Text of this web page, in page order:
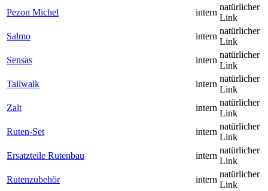
Pezon Michel
intern
natürlicher
Link
Salmo
intern
natürlicher
Link
Sensas
intern
natürlicher
Link
Tailwalk
intern
natürlicher
Link
Zalt
intern
natürlicher
Link
Ruten-Set
intern
natürlicher
Link
Ersatzteile Rutenbau
intern
natürlicher
Link
Rutenzubehör
intern
natürlicher
Link